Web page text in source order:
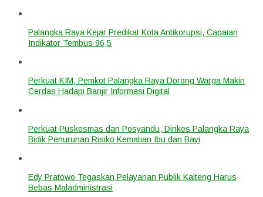
Palangka Raya Kejar Predikat Kota Antikorupsi, Capaian
Indikator Tembus 96,5
Perkuat KIM, Pemkot Palangka Raya Dorong Warga Makin
Cerdas Hadapi Banjir Informasi Digital
Perkuat Puskesmas dan Posyandu, Dinkes Palangka Raya
Bidik Penurunan Risiko Kematian Ibu dan Bayi
Edy Pratowo Tegaskan Pelayanan Publik Kalteng Harus
Bebas Maladministrasi